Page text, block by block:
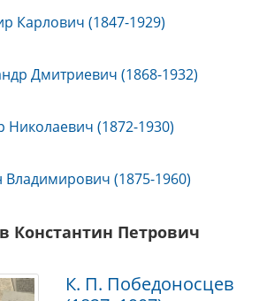
Карлович (1847-1929)
Дмитриевич (1868-1932)
(1872-1930)
Владимирович (1875-1960)
Константин Петрович
К. П. Победоносцев